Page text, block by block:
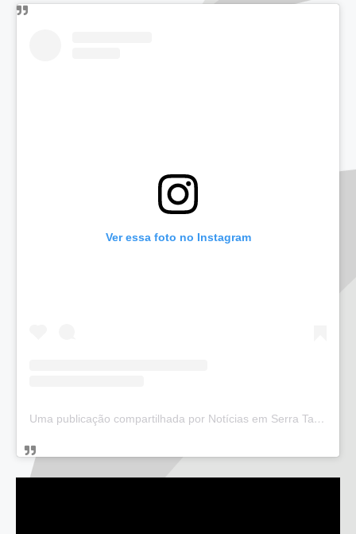
Ver essa foto no Instagram
Uma publicação compartilhada por Notícias em Serra Talhada (@bloglucianarego)